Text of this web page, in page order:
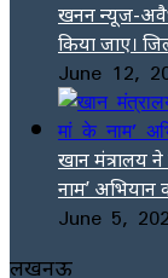
खनन न्यूज-
किया जाए।
June 12,
खान मंत्रालय
नाम’
June 5,
लखनऊ